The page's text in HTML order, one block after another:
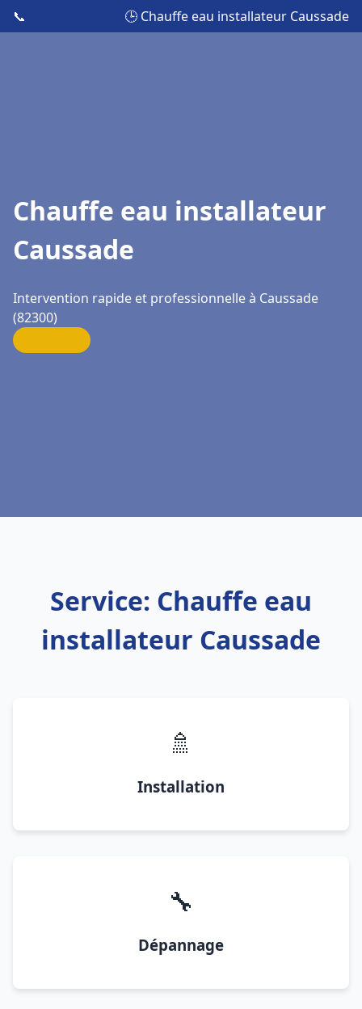
📞 🕒 Chauffe eau installateur Caussade
Chauffe eau installateur
Caussade
Intervention rapide et professionnelle à Caussade
(82300)
Service: Chauffe eau
installateur Caussade
🚿
Installation
🔧
Dépannage